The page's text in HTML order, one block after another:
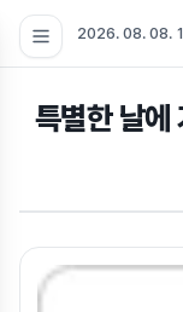
2026. 08. 08.
특별한 날에